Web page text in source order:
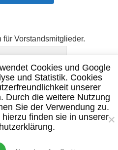
Vorstandsmitglieder.
Cookies und Google
und Statistik. Cookies
unserer
Durch die weitere Nutzung
Sie der Verwendung zu.
finden sie in unserer